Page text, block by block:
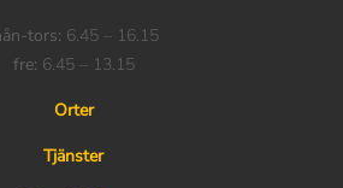
tors: 6.45 – 16.15
fre: 6.45 – 13.15
Orter
Tjänster